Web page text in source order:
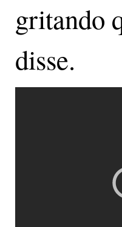
gritando
disse.